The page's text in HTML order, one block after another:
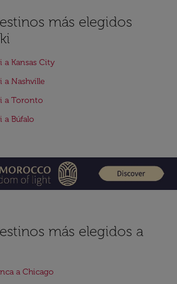
más elegidos
a Kansas City
a Nashville
a Toronto
a Búfalo
más elegidos a
a Chicago